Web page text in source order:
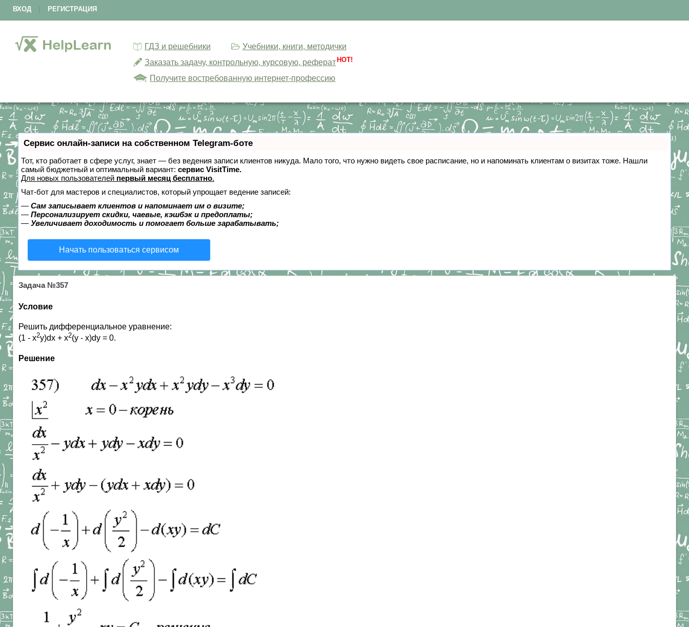
ВХОД РЕГИСТРАЦИЯ
ГДЗ и решебники
Учебники, книги, методички
Заказать задачу, контрольную, курсовую, реферат HOT!
Получите востребованную интернет-профессию
Сервис онлайн-записи на собственном Telegram-боте
Тот, кто работает в сфере услуг, знает — без ведения записи клиентов никуда. Мало того, что нужно видеть свое расписание, но и напоминать клиентам о визитах тоже. Нашли
самый бюджетный и оптимальный вариант: сервис VisitTime.
Для новых пользователей первый месяц бесплатно.
Чат-бот для мастеров и специалистов, который упрощает ведение записей:
— Сам записывает клиентов и напоминает им о визите;
— Персонализирует скидки, чаевые, кэшбэк и предоплаты;
— Увеличивает доходимость и помогает больше зарабатывать;
Начать пользоваться сервисом
Задача №357
Условие
Решить дифференциальное уравнение:
(1 - x2y)dx + x2(y - x)dy = 0.
Решение